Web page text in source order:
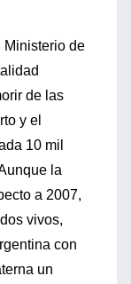
Ministerio de
de las
y el
10 mil
la
a 2007,
vivos,
con
un